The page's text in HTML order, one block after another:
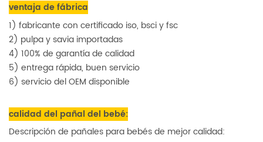
ventaja de fábrica
1) fabricante con certificado iso, bsci y fsc
2) pulpa y savia importadas
4) 100% de garantía de calidad
5) entrega rápida, buen servicio
6) servicio del OEM disponible
calidad del pañal del bebé:
Descripción de pañales para bebés de mejor calidad: